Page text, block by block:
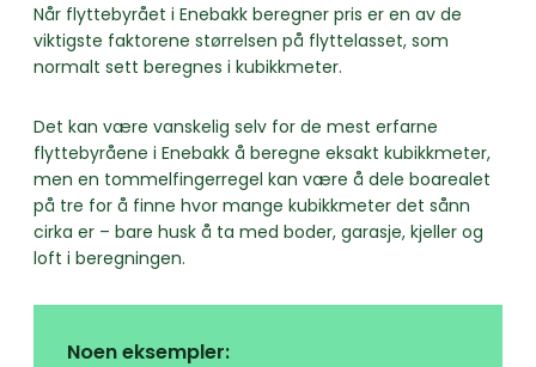
Når flyttebyrået i Enebakk beregner pris er en av de
viktigste faktorene størrelsen på flyttelasset, som
normalt sett beregnes i kubikkmeter.
Det kan være vanskelig selv for de mest erfarne
flyttebyråene i Enebakk å beregne eksakt kubikkmeter,
men en tommelfingerregel kan være å dele boarealet
på tre for å finne hvor mange kubikkmeter det sånn
cirka er – bare husk å ta med boder, garasje, kjeller og
loft i beregningen.
Noen eksempler: